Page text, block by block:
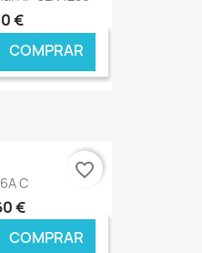
€
COMPRAR
€ ONLINE
C
€
COMPRAR
favorite_border